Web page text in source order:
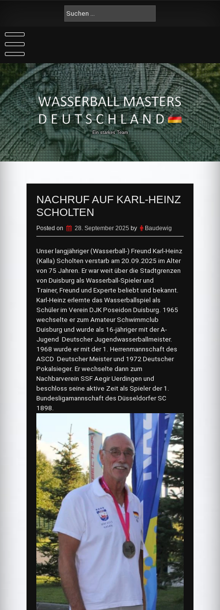
nach:
Ein starkes Team
NACHRUF AUF KARL-HEINZ
SCHOLTEN
Posted on 28. September 2025 by Baudewig
Unser langjähriger (Wasserball-) Freund Karl-Heinz
(Kalla) Scholten verstarb am 20.09.2025 im Alter
von 75 Jahren. Er war weit über die Stadtgrenzen
von Duisburg als Wasserball-Spieler und
Trainer, Freund und Experte beliebt und bekannt.
Karl-Heinz erlernte das Wasserballspiel als
Schüler im Verein DJK Poseidon Duisburg. 1965
wechselte er zum Amateur Schwimmclub
Duisburg und wurde als 16-jähriger mit der A-
Jugend Deutscher Jugendwasserballmeister.
1968 wurde er mit der 1. Herrenmannschaft des
ASCD Deutscher Meister und 1972 Deutscher
Pokalsieger. Er wechselte dann zum
Nachbarverein SSF Aegir Uerdingen und
beschloss seine aktive Zeit als Spieler der 1.
Bundesligamannschaft des Düsseldorfer SC
1898.